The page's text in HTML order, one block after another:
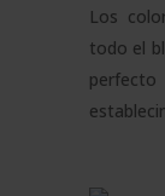
Los
todo el